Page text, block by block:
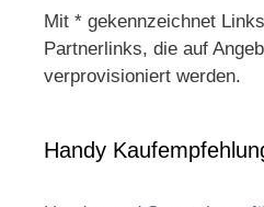
Mit * gekennzeichnet
Partnerlinks, die auf
verprovisioniert werden.
Handy